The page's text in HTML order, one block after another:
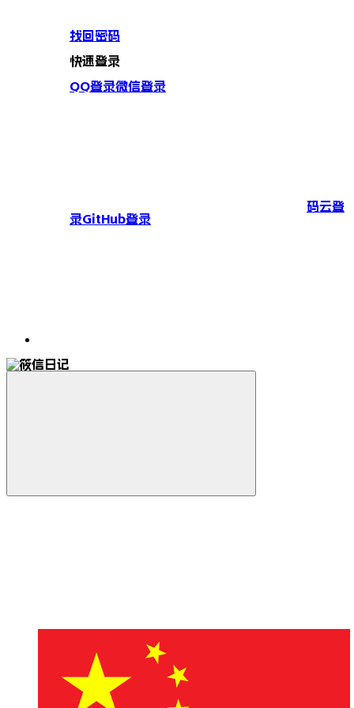
找回密码
快速登录
QQ登录微信登录
码云登
录GitHub登录